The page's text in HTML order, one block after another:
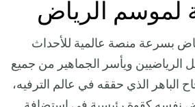
لموسم الرياض
بسرعة منصة عالمية للأحداث
الرياضيين ويأسر الجماهير من جميع
الباهر الذي حققه في عالم الترفيه،